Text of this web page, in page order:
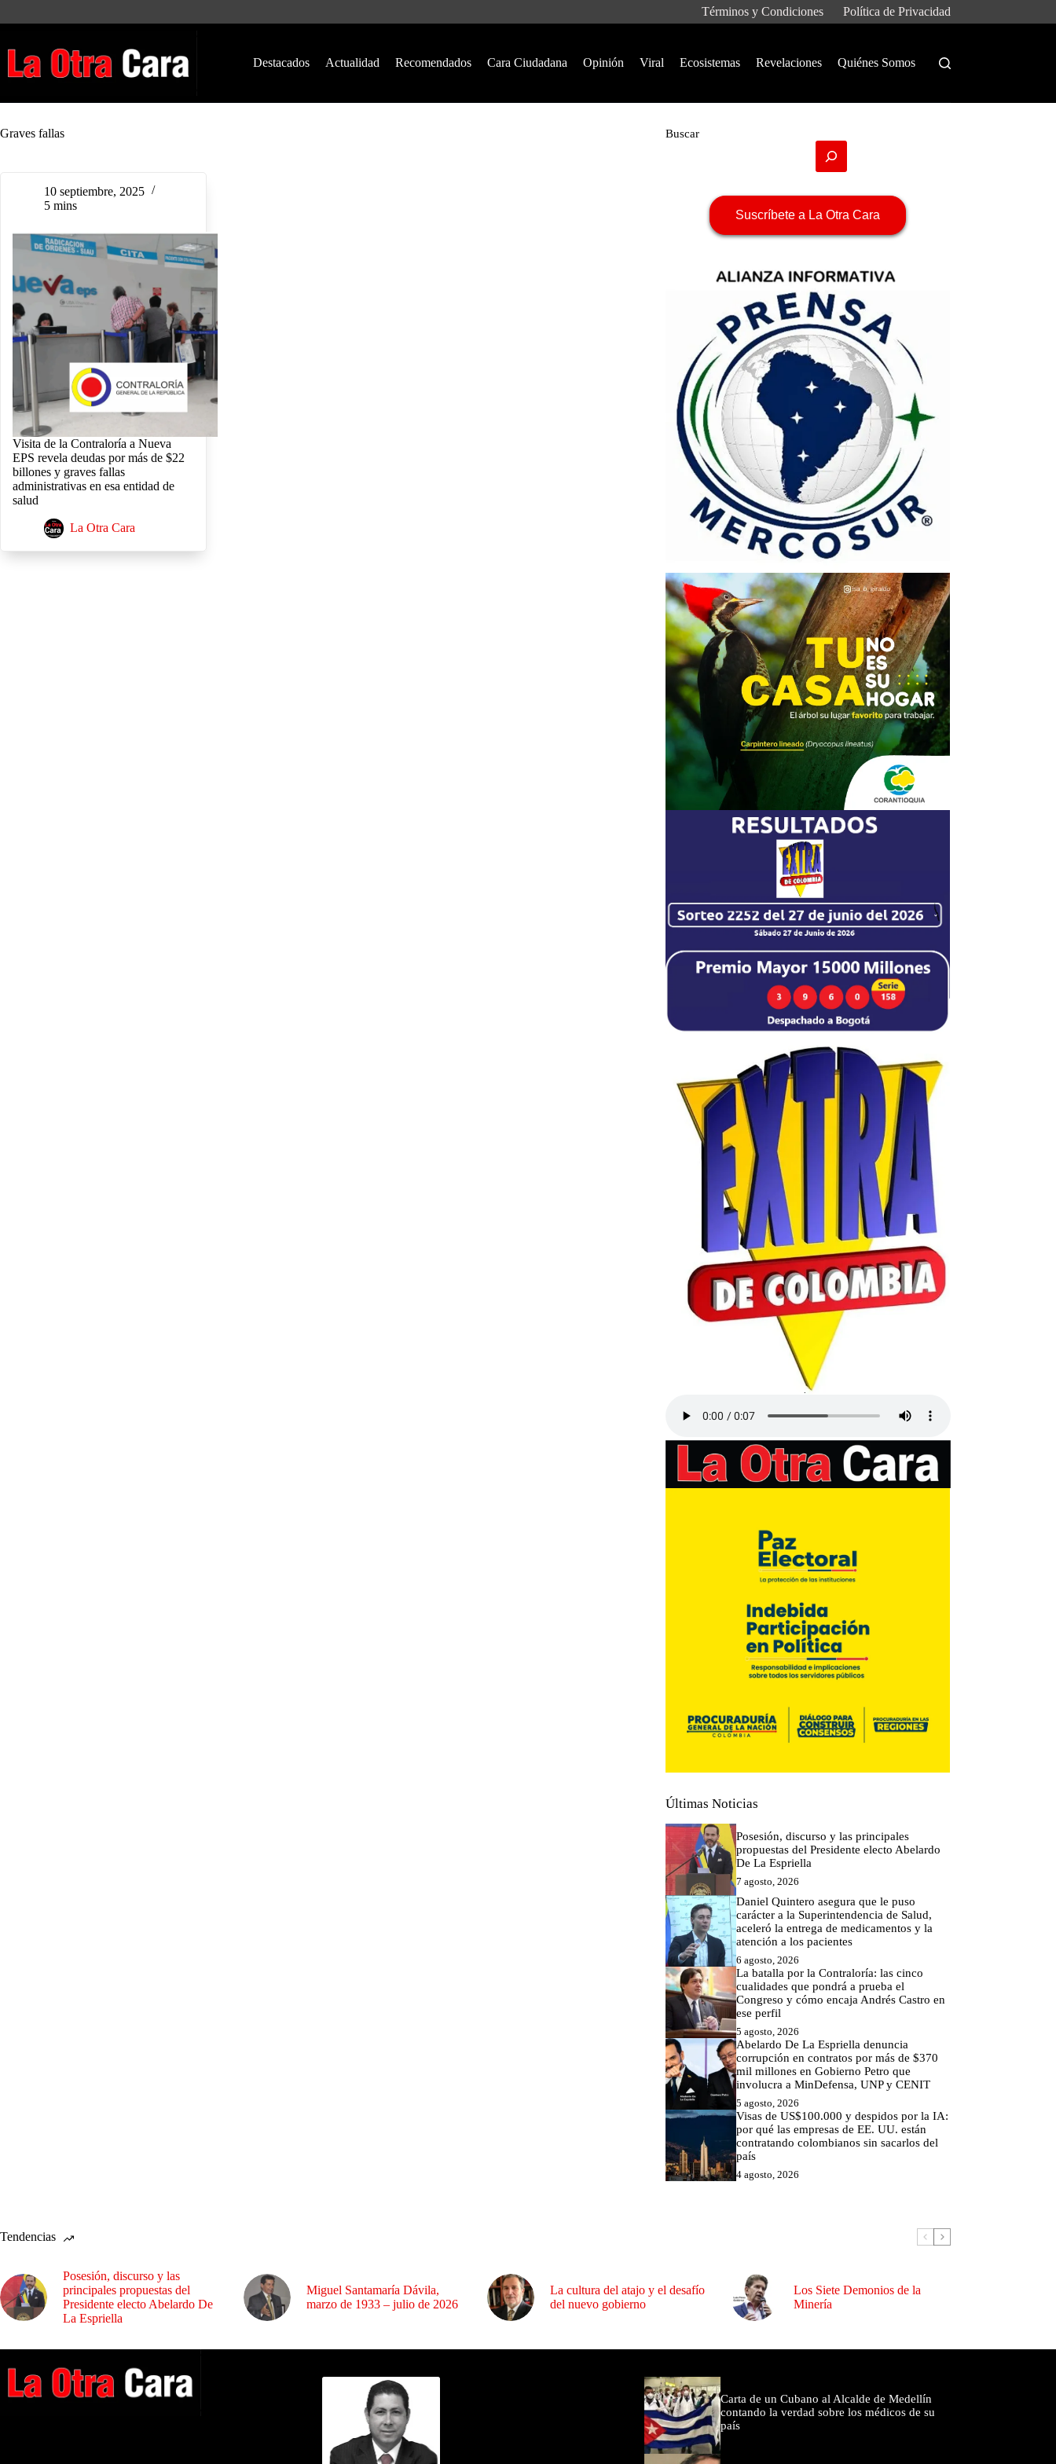
Términos y Condiciones Política de Privacidad
Destacados Actualidad Recomendados Cara Ciudadana Opinión Viral Ecosistemas Revelaciones Quiénes Somos
Graves fallas
10 septiembre, 2025
5 mins
Visita de la Contraloría a Nueva
EPS revela deudas por más de $22
billones y graves fallas
administrativas en esa entidad de
salud
La Otra Cara
Buscar
Suscríbete a La Otra Cara
Últimas Noticias
Posesión, discurso y las principales
propuestas del Presidente electo Abelardo
De La Espriella
7 agosto, 2026
Daniel Quintero asegura que le puso
carácter a la Superintendencia de Salud,
aceleró la entrega de medicamentos y la
atención a los pacientes
6 agosto, 2026
La batalla por la Contraloría: las cinco
cualidades que pondrá a prueba el
Congreso y cómo encaja Andrés Castro en
ese perfil
5 agosto, 2026
Abelardo De La Espriella denuncia
corrupción en contratos por más de $370
mil millones en Gobierno Petro que
involucra a MinDefensa, UNP y CENIT
5 agosto, 2026
Visas de US$100.000 y despidos por la IA:
por qué las empresas de EE. UU. están
contratando colombianos sin sacarlos del
país
4 agosto, 2026
Tendencias
Posesión, discurso y las
principales propuestas del
Presidente electo Abelardo De
La Espriella
Miguel Santamaría Dávila,
marzo de 1933 – julio de 2026
La cultura del atajo y el desafío
del nuevo gobierno
Los Siete Demonios de la
Minería
Carta de un Cubano al Alcalde de Medellín
contando la verdad sobre los médicos de su
país